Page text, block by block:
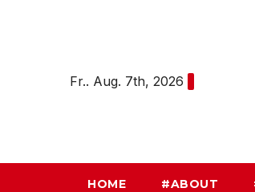
Fr.. Aug. 7th, 2026
HOME #ABOUT